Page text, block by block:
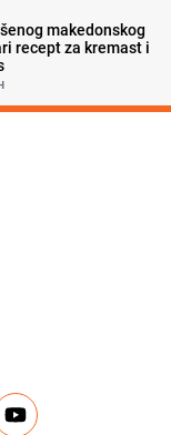
makedonskog
recept za kremast i